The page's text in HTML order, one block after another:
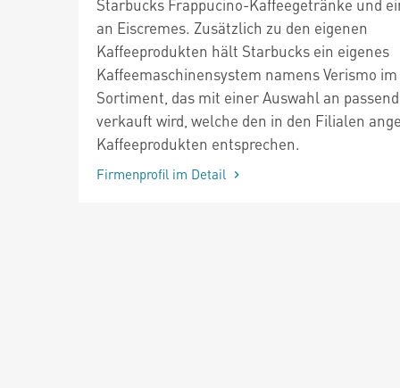
Starbucks Frappucino-Kaffeegetränke und
an Eiscremes. Zusätzlich zu den eigenen
Kaffeeprodukten hält Starbucks ein eigenes
Kaffeemaschinensystem namens Verismo im
Sortiment, das mit einer Auswahl an
verkauft wird, welche den in den Filialen
Kaffeeprodukten entsprechen.
Firmenprofil im Detail